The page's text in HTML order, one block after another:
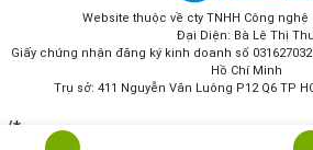
Website thuộc về cty TNHH Công
Đại Diện: Bà Lê Thị Thu
Giấy chứng nhận đăng ký kinh doanh số
Hồ Chí Minh
Trụ sở: 411 Nguyễn Văn Luông P12 Q6 TP
/*